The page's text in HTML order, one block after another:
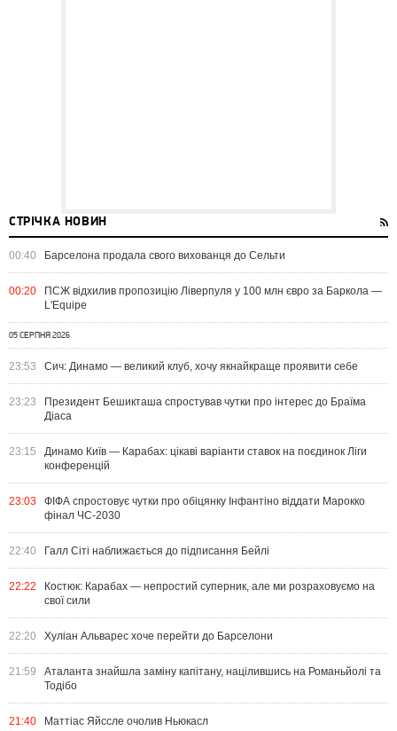
СТРІЧКА НОВИН
00:40 Барселона продала свого вихованця до Сельти
00:20
ПСЖ відхилив пропозицію Ліверпуля у 100 млн євро за Баркола —
L'Equipe
05 СЕРПНЯ 2026
23:53 Сич: Динамо — великий клуб, хочу якнайкраще проявити себе
23:23
Президент Бешикташа спростував чутки про інтерес до Браїма
Діаса
23:15
Динамо Київ — Карабах: цікаві варіанти ставок на поєдинок Ліги
конференцій
23:03
ФІФА спростовує чутки про обіцянку Інфантіно віддати Марокко
фінал ЧС-2030
22:40 Галл Сіті наближається до підписання Бейлі
22:22
Костюк: Карабах — непростий суперник, але ми розраховуємо на
свої сили
22:20 Хуліан Альварес хоче перейти до Барселони
21:59
Аталанта знайшла заміну капітану, націлившись на Романьйолі та
Тодібо
21:40 Маттіас Яйссле очолив Ньюкасл